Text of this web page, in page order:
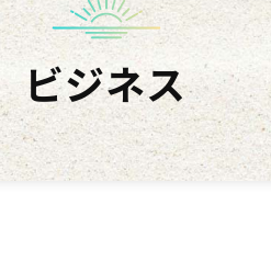
ビジネス